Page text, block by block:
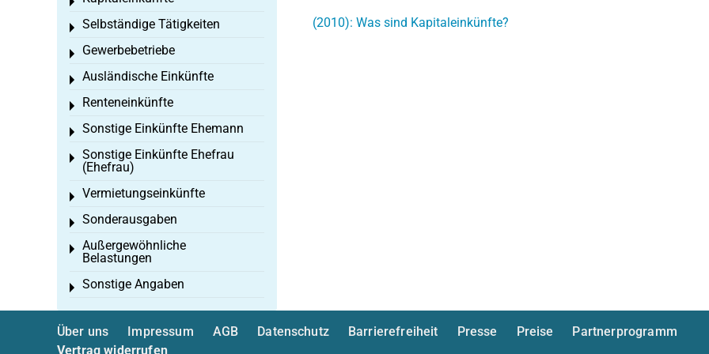
(2010): Was sind Kapitaleinkünfte?
Selbständige Tätigkeiten
Toggle menu
Gewerbebetriebe
Toggle menu
Ausländische Einkünfte
Toggle menu
Renteneinkünfte
Toggle menu
Sonstige Einkünfte Ehemann
Toggle menu
Sonstige Einkünfte Ehefrau
(Ehefrau)
Toggle menu
Vermietungseinkünfte
Toggle menu
Sonderausgaben
Toggle menu
Außergewöhnliche
Belastungen
Toggle menu
Sonstige Angaben
Toggle menu
Über uns Impressum AGB Datenschutz Barrierefreiheit Presse Preise
Partnerprogramm
Vertrag widerrufen